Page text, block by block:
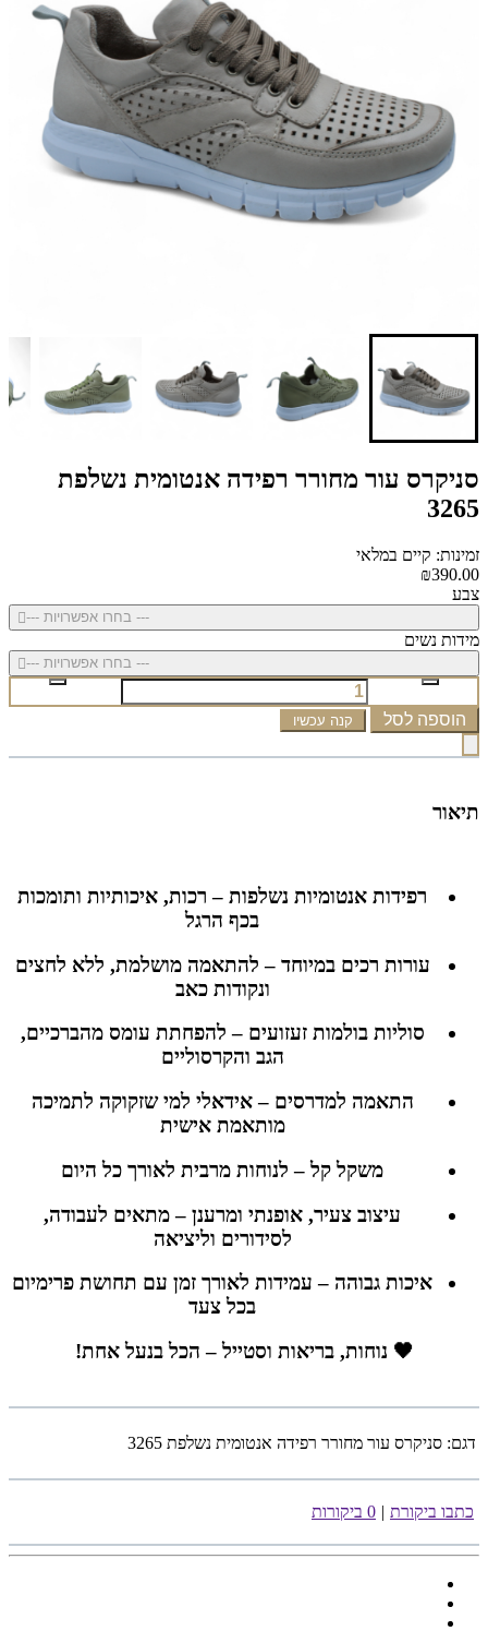
סניקרס עור מחורר רפידה אנטומית נשלפת
3265
זמינות: קיים במלאי
₪390.00
צבע
--- בחרו אפשרויות ---
מידות נשים
--- בחרו אפשרויות ---
הוספה לסל קנה עכשיו
תיאור
רפידות אנטומיות נשלפות – רכות, איכותיות ותומכות
בכף הרגל
עורות רכים במיוחד – להתאמה מושלמת, ללא לחצים
ונקודות כאב
סוליות בולמות זעזועים – להפחתת עומס מהברכיים,
הגב והקרסוליים
התאמה למדרסים – אידאלי למי שזקוקה לתמיכה
מותאמת אישית
משקל קל – לנוחות מרבית לאורך כל היום
עיצוב צעיר, אופנתי ומרענן – מתאים לעבודה,
לסידורים וליציאה
איכות גבוהה – עמידות לאורך זמן עם תחושת פרימיום
בכל צעד
🖤 נוחות, בריאות וסטייל – הכל בנעל אחת!
דגם: סניקרס עור מחורר רפידה אנטומית נשלפת 3265
כתבו ביקורת | 0 ביקורות